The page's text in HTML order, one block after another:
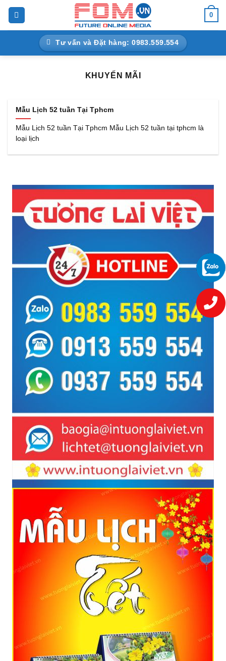
Bỏ
nội
0
Tư vấn và Đặt hàng: 0983.559.554
KHUYẾN MÃI
Mẫu Lịch 52 tuần Tại Tphcm
Mẫu Lịch 52 tuần Tại Tphcm Mẫu Lịch 52 tuần tại tphcm là
loại lịch